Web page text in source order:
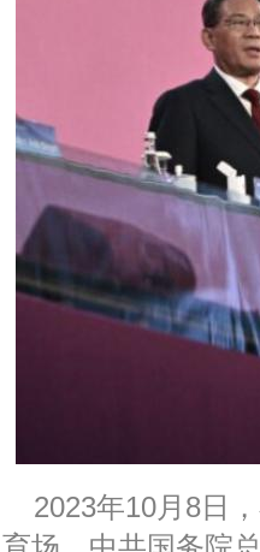
2023年10月8日